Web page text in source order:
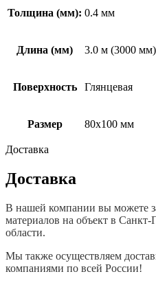
Толщина (мм): 0.4 мм
Длина (мм) 3.0 м (3000 мм)
Поверхность Глянцевая
Размер 80х100 мм
Доставка
Доставка
В нашей компании вы можете
материалов на объект в
области.
Мы также осуществляем
компаниями по всей России!